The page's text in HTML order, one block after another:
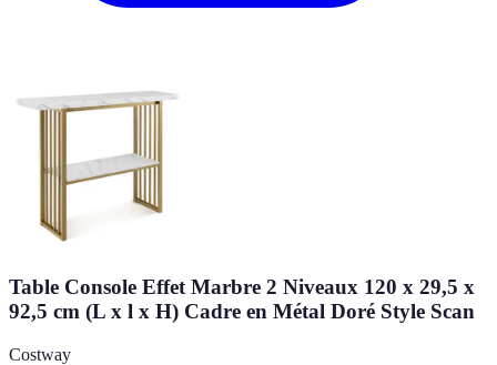
Table Console Effet Marbre 2 Niveaux 120 x 29,5 x
92,5 cm (L x l x H) Cadre en Métal Doré Style Scan
Costway